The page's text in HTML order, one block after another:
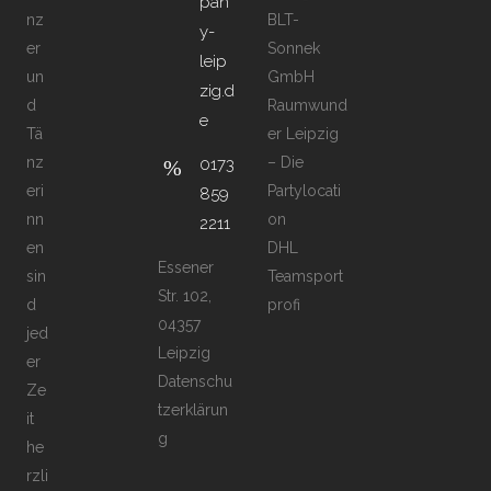
nz
er
un
d
Tä
nz
eri
nn
en
sin
d
jed
er
Ze
it
he
rzli
y-
leip
zig.d
e
0173
859
2211
Essener
Str. 102,
04357
Leipzig
Datenschu
tzerklärun
g
BLT-
Sonnek
GmbH
Raumwund
er Leipzig
– Die
Partylocati
on
DHL
Teamsport
profi